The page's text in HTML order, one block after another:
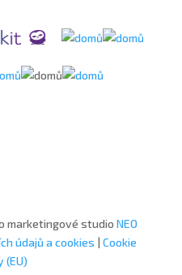
marketingové studioNEO
údajů a cookies | Cookie
(EU)